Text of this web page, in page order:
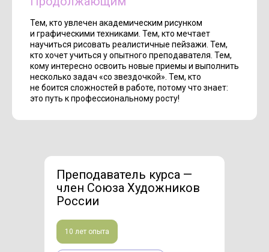
Тем, кто увлечен академическим рисунком
и графическими техниками. Тем, кто мечтает
научиться рисовать реалистичные пейзажи. Тем,
кто хочет учиться у опытного преподавателя. Тем,
кому интересно освоить новые приемы и выполнить
несколько задач «со звездочкой». Тем, кто
не боится сложностей в работе, потому что знает:
это путь к профессиональному росту!
Преподаватель курса —
член Союза Художников
России
10 лет опыта